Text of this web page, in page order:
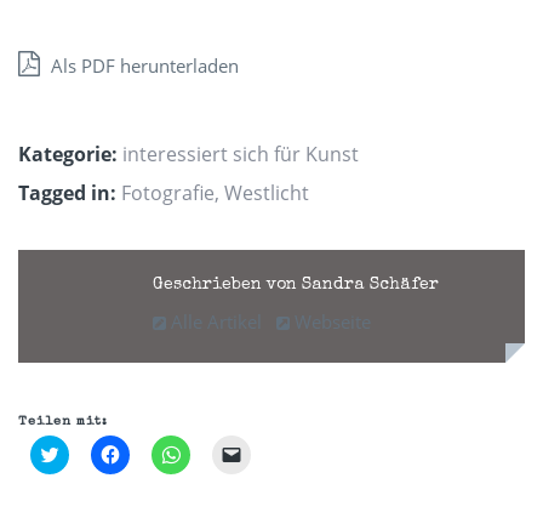
Als PDF herunterladen
Kategorie: interessiert sich für Kunst
Tagged in: Fotografie, Westlicht
Geschrieben von Sandra Schäfer
Alle Artikel Webseite
Teilen mit:
Klick,
um
Klick,
um
Klicken,
um